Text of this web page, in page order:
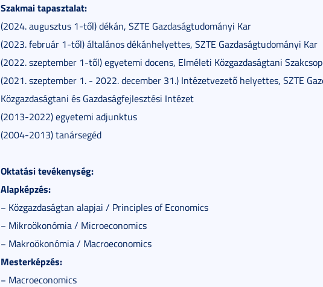
Szakmai tapasztalat:
(2024. augusztus 1-től) dékán, SZTE Gazdaságtudományi Kar
(2023. február 1-től) általános dékánhelyettes, SZTE Gazdaságtudományi Kar
(2022. szeptember 1-től) egyetemi docens, Elméleti Közgazdaságtani
(2021. szeptember 1. - 2022. december 31.) Intézetvezető helyettes, SZTE
Közgazdaságtani és Gazdaságfejlesztési Intézet
(2013-2022) egyetemi adjunktus
(2004-2013) tanársegéd
Oktatási tevékenység:
Alapképzés:
− Közgazdaságtan alapjai / Principles of Economics
− Mikroökonómia / Microeconomics
− Makroökonómia / Macroeconomics
Mesterképzés:
− Macroeconomics